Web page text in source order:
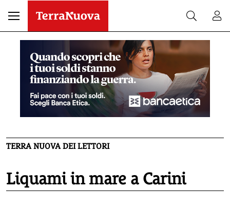
TERRA NUOVA DEI LETTORI
Liquami in mare a Carini